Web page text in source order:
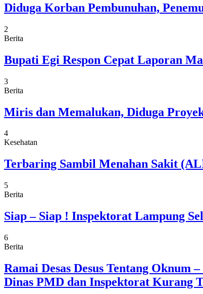
Diduga Korban Pembunuhan,
2
Berita
Bupati Egi Respon Cepat Laporan
3
Berita
Miris dan Memalukan, Diduga
4
Kesehatan
Terbaring Sambil Menahan Sakit
5
Berita
Siap – Siap ! Inspektorat Lampung
6
Berita
Ramai Desas Desus Tentang Oknum
Dinas PMD dan Inspektorat Kurang